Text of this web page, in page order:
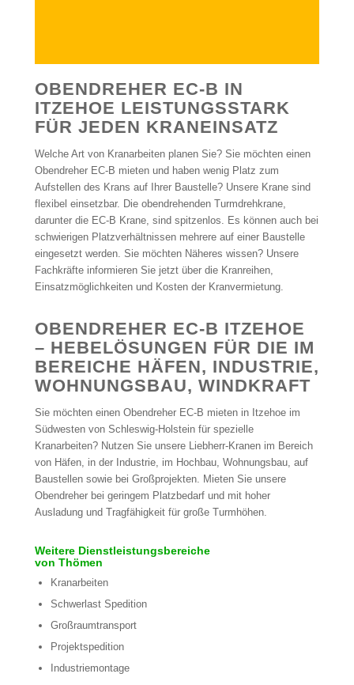
OBENDREHER EC-B IN
ITZEHOE LEISTUNGSSTARK
FÜR JEDEN KRANEINSATZ
Welche Art von Kranarbeiten planen Sie? Sie möchten einen
Obendreher EC-B mieten und haben wenig Platz zum
Aufstellen des Krans auf Ihrer Baustelle? Unsere Krane sind
flexibel einsetzbar. Die obendrehenden Turmdrehkrane,
darunter die EC-B Krane, sind spitzenlos. Es können auch bei
schwierigen Platzverhältnissen mehrere auf einer Baustelle
eingesetzt werden. Sie möchten Näheres wissen? Unsere
Fachkräfte informieren Sie jetzt über die Kranreihen,
Einsatzmöglichkeiten und Kosten der Kranvermietung.
OBENDREHER EC-B ITZEHOE
– HEBELÖSUNGEN FÜR DIE IM
BEREICHE HÄFEN, INDUSTRIE,
WOHNUNGSBAU, WINDKRAFT
Sie möchten einen Obendreher EC-B mieten in Itzehoe im
Südwesten von Schleswig-Holstein für spezielle
Kranarbeiten? Nutzen Sie unsere Liebherr-Kranen im Bereich
von Häfen, in der Industrie, im Hochbau, Wohnungsbau, auf
Baustellen sowie bei Großprojekten. Mieten Sie unsere
Obendreher bei geringem Platzbedarf und mit hoher
Ausladung und Tragfähigkeit für große Turmhöhen.
Weitere Dienstleistungsbereiche
von Thömen
Kranarbeiten
Schwerlast Spedition
Großraumtransport
Projektspedition
Industriemontage